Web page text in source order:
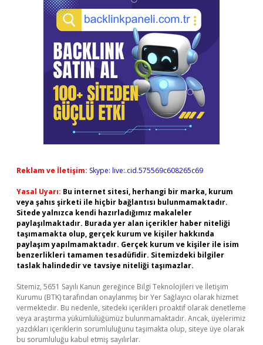
Reklam ve İletişim: Skype: live:.cid.575569c608265c69
Yasal Uyarı: Bu internet sitesi, herhangi bir marka, kurum
veya şahıs şirketi ile hiçbir bağlantısı bulunmamaktadır.
Sitede yalnızca kendi hazırladığımız makaleler
paylaşılmaktadır. Burada yer alan içerikler haber niteliği
taşımamakta olup, gerçek kurum ve kişiler hakkında
paylaşım yapılmamaktadır. Gerçek kurum ve kişiler ile isim
benzerlikleri tamamen tesadüfidir. Sitemizdeki bilgiler
taslak halindedir ve tavsiye niteliği taşımazlar.
Sitemiz, 5651 Sayılı Kanun gereğince Bilgi Teknolojileri ve İletişim
Kurumu (BTK) tarafından onaylanmış bir Yer Sağlayıcı olarak hizmet
vermektedir. Bu nedenle, sitedeki içerikleri proaktif olarak denetleme
veya araştırma yükümlülüğümüz bulunmamaktadır. Ancak, üyelerimiz
yazdıkları içeriklerin sorumluluğunu taşımakta olup, siteye üye olarak
bu sorumluluğu kabul etmiş sayılırlar.